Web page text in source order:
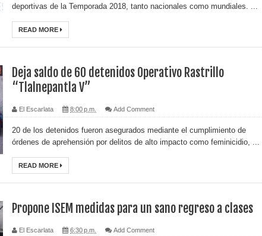
deportivas de la Temporada 2018, tanto nacionales como mundiales. ...
READ MORE
Deja saldo de 60 detenidos Operativo Rastrillo
“Tlalnepantla V”
El Escarlata 8:00 p.m. Add Comment
20 de los detenidos fueron asegurados mediante el cumplimiento de
órdenes de aprehensión por delitos de alto impacto como feminicidio, ...
READ MORE
Propone ISEM medidas para un sano regreso a clases
El Escarlata 6:30 p.m. Add Comment